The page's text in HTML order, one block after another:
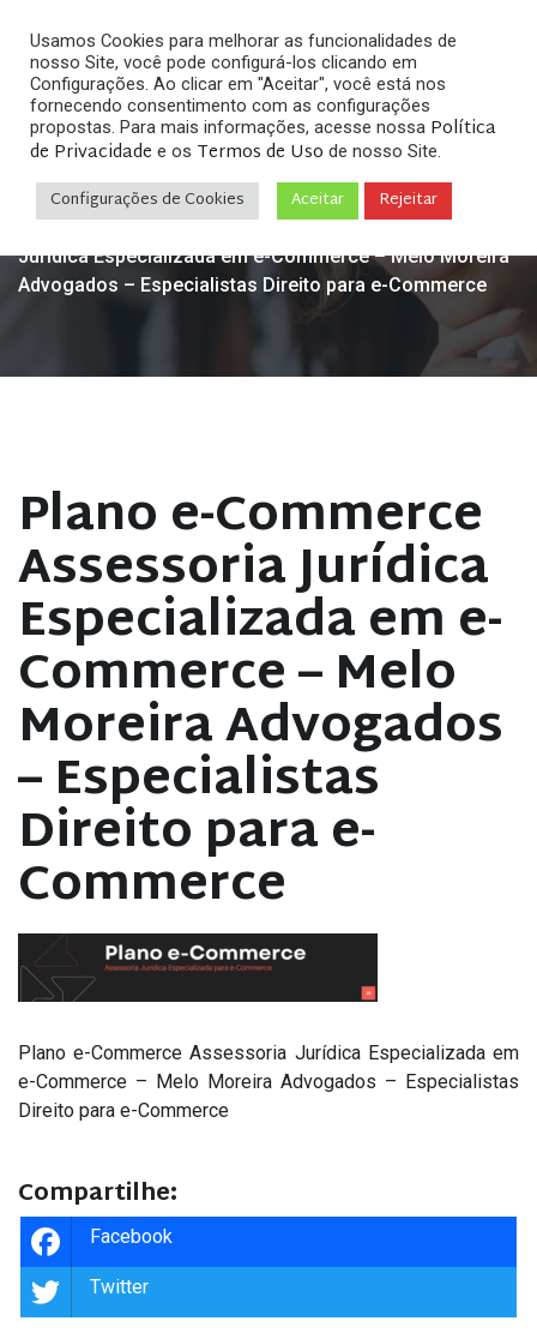
Home »Direito Digital & Internet » 9 passos para a
sua empresa estar em conformidade com o Marco
Civil da Internet»Plano e-Commerce Assessoria
Jurídica Especializada em e-Commerce – Melo Moreira
Advogados – Especialistas Direito para e-Commerce
Plano e-Commerce
Assessoria Jurídica
Especializada em e-
Commerce – Melo
Moreira Advogados
– Especialistas
Direito para e-
Commerce
Plano e-Commerce Assessoria Jurídica Especializada em
e-Commerce – Melo Moreira Advogados – Especialistas
Direito para e-Commerce
Compartilhe:
Facebook
Twitter
Usamos Cookies para melhorar as funcionalidades de
nosso Site, você pode configurá-los clicando em
Configurações. Ao clicar em "Aceitar", você está nos
fornecendo consentimento com as configurações
propostas. Para mais informações, acesse nossa Política
de Privacidade e os Termos de Uso de nosso Site.
Configurações de Cookies Aceitar Rejeitar